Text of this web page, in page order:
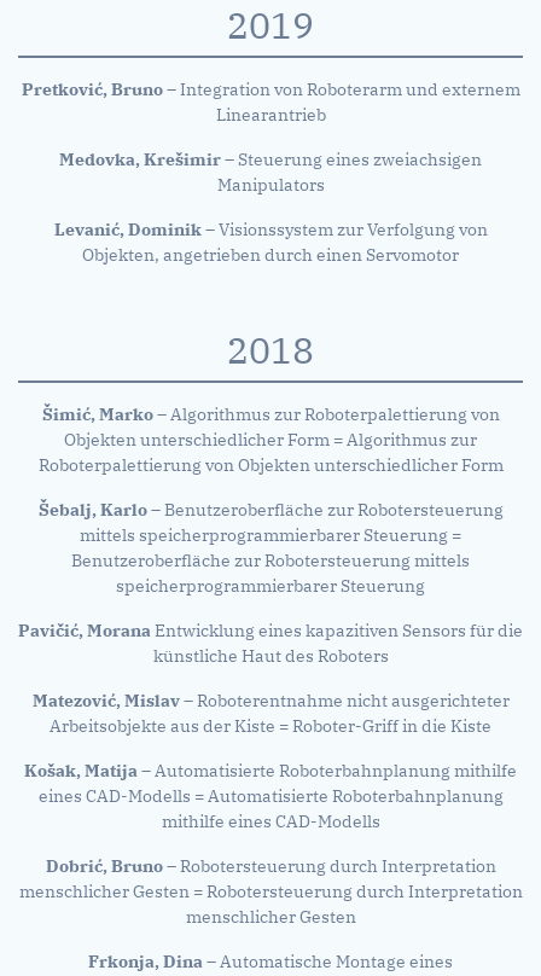
2019
Pretković, Bruno– Integration von Roboterarm und externem
Linearantrieb
Medovka, Krešimir– Steuerung eines zweiachsigen
Manipulators
Levanić, Dominik– Visionssystem zur Verfolgung von
Objekten, angetrieben durch einen Servomotor
2018
Šimić, Marko– Algorithmus zur Roboterpalettierung von
Objekten unterschiedlicher Form = Algorithmus zur
Roboterpalettierung von Objekten unterschiedlicher Form
Šebalj, Karlo– Benutzeroberfläche zur Robotersteuerung
mittels speicherprogrammierbarer Steuerung =
Benutzeroberfläche zur Robotersteuerung mittels
speicherprogrammierbarer Steuerung
Pavičić, MoranaEntwicklung eines kapazitiven Sensors für die
künstliche Haut des Roboters
Matezović, Mislav– Roboterentnahme nicht ausgerichteter
Arbeitsobjekte aus der Kiste = Roboter-Griff in die Kiste
Košak, Matija– Automatisierte Roboterbahnplanung mithilfe
eines CAD-Modells = Automatisierte Roboterbahnplanung
mithilfe eines CAD-Modells
Dobrić, Bruno– Robotersteuerung durch Interpretation
menschlicher Gesten = Robotersteuerung durch Interpretation
menschlicher Gesten
Frkonja, Dina– Automatische Montage eines